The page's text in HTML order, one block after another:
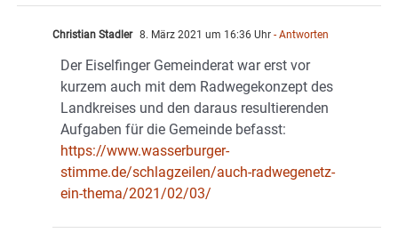
Christian Stadler 8. März 2021 um 16:36 Uhr - Antworten
Der Eiselfinger Gemeinderat war erst vor
kurzem auch mit dem Radwegekonzept des
Landkreises und den daraus resultierenden
Aufgaben für die Gemeinde befasst:
https://www.wasserburger-
stimme.de/schlagzeilen/auch-radwegenetz-
ein-thema/2021/02/03/